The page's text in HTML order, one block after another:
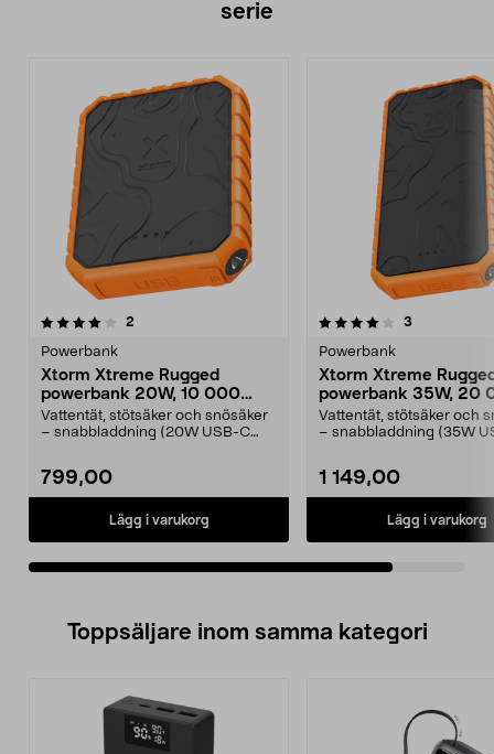
serie
2
Powerbank
Xtorm Xtreme Rugged
powerbank 20W, 10 000
mAh
Vattentät, stötsäker och snösäker
– snabbladdning (20W USB-C
799,00
Lägg i varukorg
4.0av 5 stjärnor 3
Powerbank
Xtorm Xtreme
powerbank 35W, 20
mAh
Vattentät, stötsäker och
– snabbladdning (35W
1 149,00
Lägg i varukorg
Toppsäljare inom samma kategori